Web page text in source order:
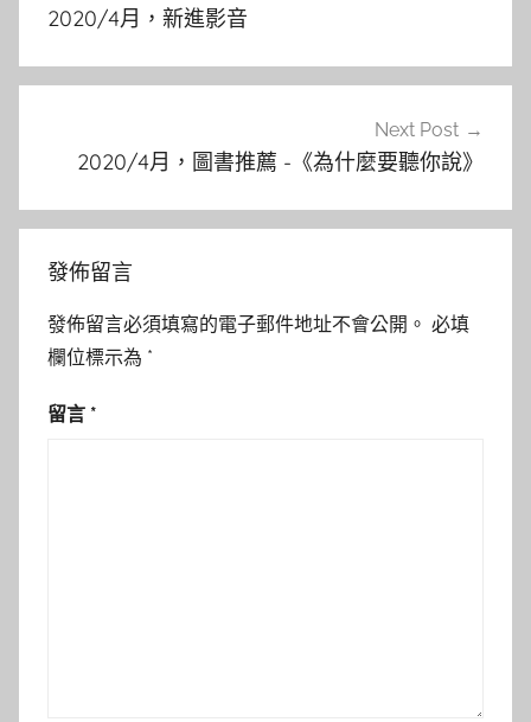
覽
2020/4月，新進影音
Next Post
2020/4月，圖書推薦 -《為什麼要聽你說》
發佈留言
發佈留言必須填寫的電子郵件地址不會公開。 必填
欄位標示為 *
留言 *